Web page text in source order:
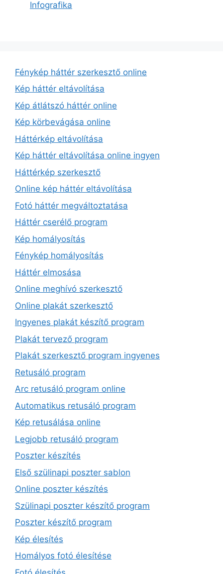
Infografika
Fénykép háttér szerkesztő online
Kép háttér eltávolítása
Kép átlátszó háttér online
Kép körbevágása online
Háttérkép eltávolítása
Kép háttér eltávolítása online ingyen
Háttérkép szerkesztő
Online kép háttér eltávolítása
Fotó háttér megváltoztatása
Háttér cserélő program
Kép homályosítás
Fénykép homályosítás
Háttér elmosása
Online meghívó szerkesztő
Online plakát szerkesztő
Ingyenes plakát készítő program
Plakát tervező program
Plakát szerkesztő program ingyenes
Retusáló program
Arc retusáló program online
Automatikus retusáló program
Kép retusálása online
Legjobb retusáló program
Poszter készítés
Első szülinapi poszter sablon
Online poszter készítés
Szülinapi poszter készítő program
Poszter készítő program
Kép élesítés
Homályos fotó élesítése